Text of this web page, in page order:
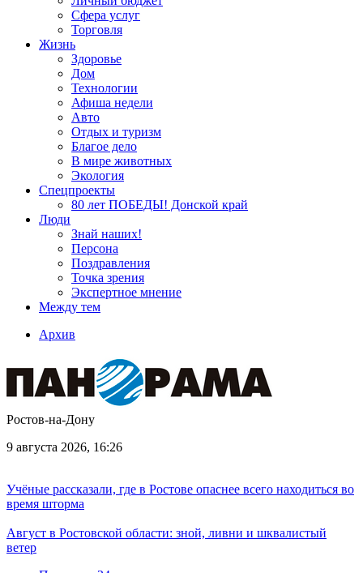
Сфера услуг
Торговля
Жизнь
Здоровье
Дом
Технологии
Афиша недели
Авто
Отдых и туризм
Благое дело
В мире животных
Экология
Спецпроекты
80 лет ПОБЕДЫ! Донской край
Люди
Знай наших!
Персона
Поздравления
Точка зрения
Экспертное мнение
Между тем
Архив
Ростов-на-Дону
9 августа 2026, 16:26
Учёные рассказали, где в Ростове опаснее всего находиться во
время шторма
Август в Ростовской области: зной, ливни и шквалистый
ветер